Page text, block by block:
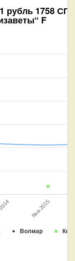
1 рубль 1758
F
Волмар
Янв 2015